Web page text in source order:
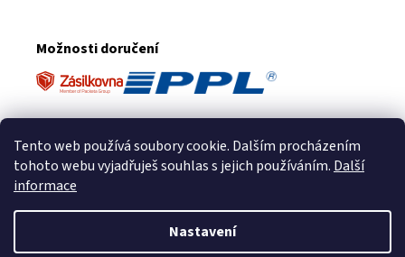
Tento web používá soubory cookie. Dalším procházením
tohoto webu vyjadřuješ souhlas s jejich používáním. Další
informace
Nastavení
Možnosti doručení